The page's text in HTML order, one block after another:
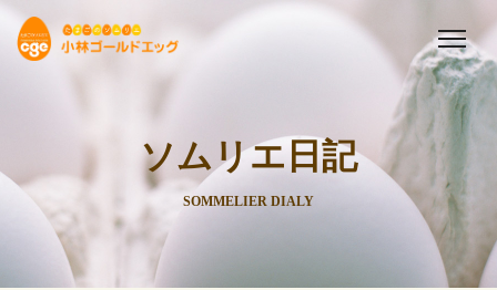
ソムリエ日記
SOMMELIER DIALY